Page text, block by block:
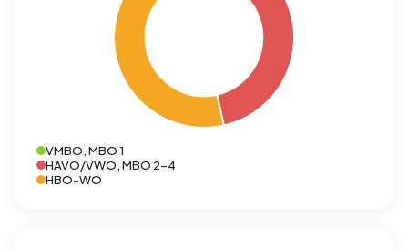
VMBO, MBO 1
HAVO/VWO, MBO 2-4
HBO-WO